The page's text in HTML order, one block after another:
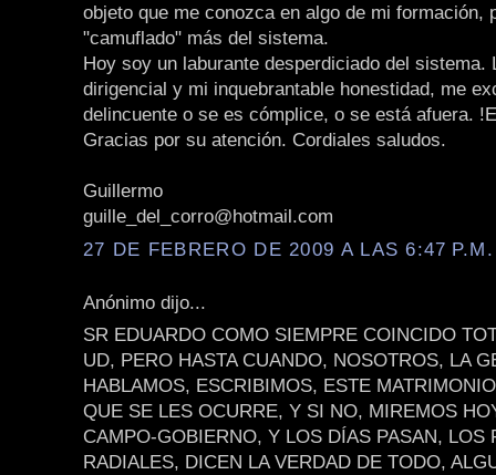
objeto que me conozca en algo de mi formación,
"camuflado" más del sistema.
Hoy soy un laburante desperdiciado del sistema.
dirigencial y mi inquebrantable honestidad, me
delincuente o se es cómplice, o se está afuera.
Gracias por su atención. Cordiales saludos.
Guillermo
guille_del_corro@hotmail.com
27 DE FEBRERO DE 2009 A LAS 6:47 P.M.
Anónimo dijo...
SR EDUARDO COMO SIEMPRE COINCIDO
UD, PERO HASTA CUANDO, NOSOTROS, LA
HABLAMOS, ESCRIBIMOS, ESTE
QUE SE LES OCURRE, Y SI NO, MIREMOS
CAMPO-GOBIERNO, Y LOS DÍAS PASAN, LOS
RADIALES, DICEN LA VERDAD DE TODO,